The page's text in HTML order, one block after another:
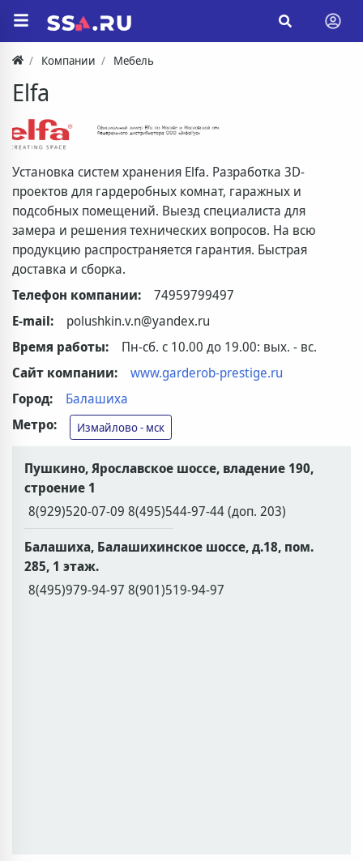
Компании Мебель
Elfa
Установка систем хранения Elfa. Разработка 3D-
проектов для гардеробных комнат, гаражных и
подсобных помещений. Выезд специалиста для
замера и решения технических вопросов. На всю
продукцию распространяется гарантия. Быстрая
доставка и сборка.
Телефон компании:
74959799497
E-mail:
polushkin.v.n@yandex.ru
Время работы:
Пн-сб. с 10.00 до 19.00: вых. - вс.
Сайт компании:
www.garderob-prestige.ru
Город:
Балашиха
Метро:
Измайлово - мск
Пушкино, Ярославское шоссе, владение 190,
строение 1
8(929)520-07-09 8(495)544-97-44 (доп. 203)
Балашиха, Балашихинское шоссе, д.18, пом.
285, 1 этаж.
8(495)979-94-97 8(901)519-94-97